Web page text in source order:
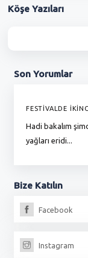
Köşe Yazıları
Son Yorumlar
FESTİVALDE
Hadi bakalım
yağları eridi...
Bize Katılın
Facebook
Instagram